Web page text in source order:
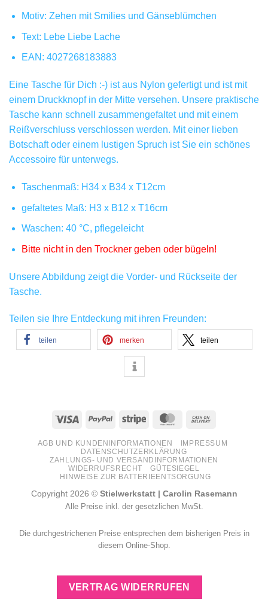
Motiv: Zehen mit Smilies und Gänseblümchen
Text: Lebe Liebe Lache
EAN: 4027268183883
Eine Tasche für Dich :-) ist aus Nylon gefertigt und ist mit
einem Druckknopf in der Mitte versehen. Unsere praktische
Tasche kann schnell zusammengefaltet und mit einem
Reißverschluss verschlossen werden. Mit einer lieben
Botschaft oder einem lustigen Spruch ist Sie ein schönes
Accessoire für unterwegs.
Taschenmaß: H34 x B34 x T12cm
gefaltetes Maß: H3 x B12 x T16cm
Waschen: 40 °C, pflegeleicht
Bitte nicht in den Trockner geben oder bügeln!
Unsere Abbildung zeigt die Vorder- und Rückseite der
Tasche.
Teilen sie Ihre Entdeckung mit ihren Freunden:
teilen merken teilen
Visa PayPal Stripe MasterCard
Delivery
AGB UND KUNDENINFORMATIONEN
IMPRESSUM
DATENSCHUTZERKLÄRUNG
ZAHLUNGS- UND VERSANDINFORMATIONEN
WIDERRUFSRECHT
GÜTESIEGEL
HINWEISE ZUR BATTERIEENTSORGUNG
Copyright 2026 © Stielwerkstatt | Carolin Rasemann
Alle Preise inkl. der gesetzlichen MwSt.
Die durchgestrichenen Preise entsprechen dem bisherigen Preis in
diesem Online-Shop.
VERTRAG WIDERRUFEN